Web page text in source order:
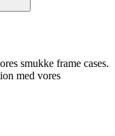
smukke frame cases.
med vores